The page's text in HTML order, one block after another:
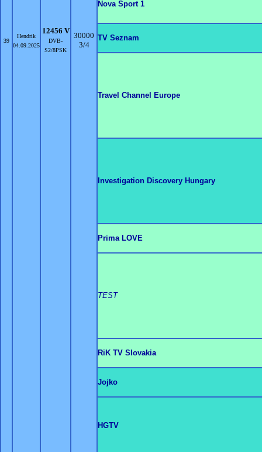
39
Hendrik
04.09.2025
12456 V
DVB-
S2/8PSK
30000
3/4
Nova Sport 1
TV Seznam
Travel Channel Europe
Investigation Discovery Hungary
Prima LOVE
TEST
RiK TV Slovakia
Jojko
HGTV